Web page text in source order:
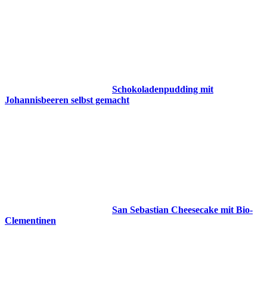
Schokoladenpudding mit
Johannisbeeren selbst gemacht
San Sebastian Cheesecake mit Bio-
Clementinen